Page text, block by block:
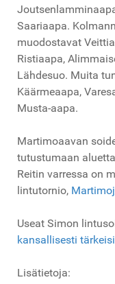
Saariaapa.
muodostavat
Ristiaapa,
Lähdesuo. Muita
Käärmeaapa,
Musta-aapa.
Martimoaavan
tutustumaan
Reitin varressa on
lintutornio,
Useat Simon
kansallisesti
Lisätietoja: